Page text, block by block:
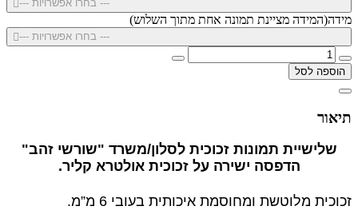
--- בחרו אפשרויות ---
מידה(המידה מציינת תמונה אחת מתוך השלוש)
--- בחרו אפשרויות ---
הוספה לסל
תיאור
שלישיית תמונות זכוכית לסלון/משרד "שורשי זהב"
הדפסה ישירה על זכוכית אולטרא קליר.
זכוכית מלוטשת ומחוסמת איכותית בעובי 6 מ”מ.